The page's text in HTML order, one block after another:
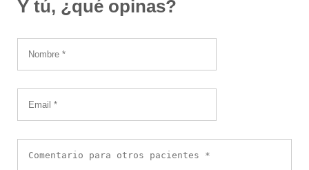
Y tú, ¿qué opinas?